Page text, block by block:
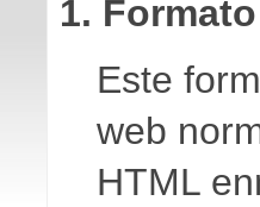
1.
Este
web
HTML